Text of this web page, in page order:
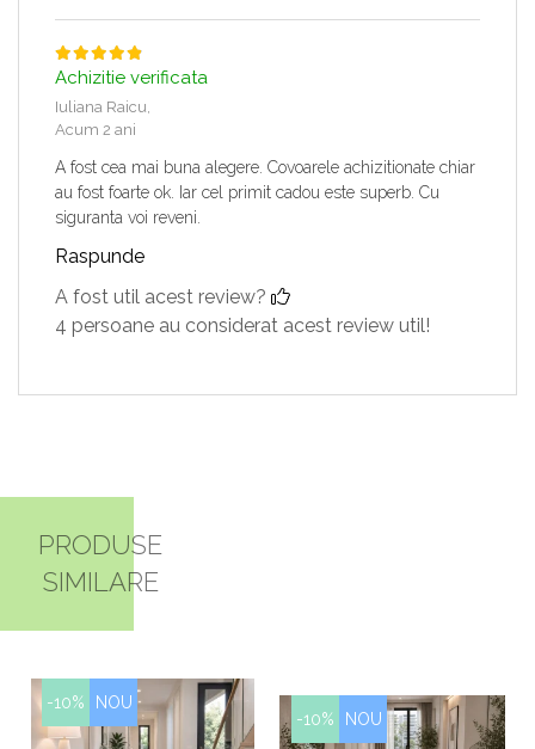
Achizitie verificata
Iuliana Raicu,
Acum 2 ani
A fost cea mai buna alegere. Covoarele achizitionate chiar
au fost foarte ok. Iar cel primit cadou este superb. Cu
siguranta voi reveni.
Raspunde
A fost util acest review?
4 persoane au considerat acest review util!
PRODUSE
SIMILARE
-10% NOU
-10% NOU